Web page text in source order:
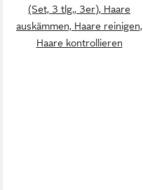
(Set, 3 tlg., 3er), Haare
auskämmen, Haare reinigen,
Haare kontrollieren